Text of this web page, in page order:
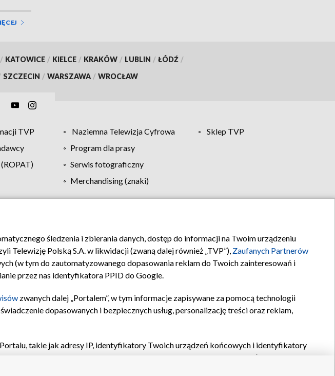
/ KATOWICE / KIELCE / KRAKÓW / LUBLIN / ŁÓDŹ /
SZCZECIN / WARSZAWA / WROCŁAW
TVP Naziemna Telewizja Cyfrowa
Sklep TVP
Program dla prasy
Serwis fotograficzny
Merchandising (znaki)
Pomoc Biuro reklamy Kontakt
śledzenia i zbierania danych, dostęp do informacji na Twoim urządzeniu
Telewizję Polską S.A. w likwidacji (zwaną dalej również „TVP”), Zaufanych Partnerów
(w tym do zautomatyzowanego dopasowania reklam do Twoich zainteresowań i
przez nas identyfikatora PPID do Google.
zwanych dalej „Portalem”, w tym informacje zapisywane za pomocą technologii
dopasowanych i bezpiecznych usług, personalizację treści oraz reklam,
takie jak adresy IP, identyfikatory Twoich urządzeń końcowych i identyfikatory
oraz pozostałych
lub dostęp do nich, wyboru podstawowych reklam, wyboru spersonalizowanych